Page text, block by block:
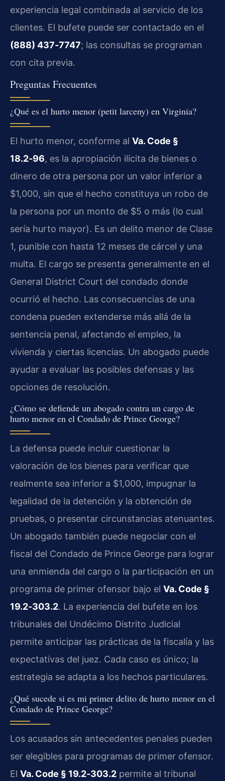
experiencia legal combinada al servicio de los
clientes. El bufete puede ser contactado en el
(888) 437‑7747; las consultas se programan
con cita previa.
Preguntas Frecuentes
¿Qué es el hurto menor (petit larceny) en Virginia?
El hurto menor, conforme al Va. Code §
18.2‑96, es la apropiación ilícita de bienes o
dinero de otra persona por un valor inferior a
$1,000, sin que el hecho constituya un robo de
la persona por un monto de $5 o más (lo cual
sería hurto mayor). Es un delito menor de Clase
1, punible con hasta 12 meses de cárcel y una
multa. El cargo se presenta generalmente en el
General District Court del condado donde
ocurrió el hecho. Las consecuencias de una
condena pueden extenderse más allá de la
sentencia penal, afectando el empleo, la
vivienda y ciertas licencias. Un abogado puede
ayudar a evaluar las posibles defensas y las
opciones de resolución.
¿Cómo se defiende un abogado contra un cargo de
hurto menor en el Condado de Prince George?
La defensa puede incluir cuestionar la
valoración de los bienes para verificar que
realmente sea inferior a $1,000, impugnar la
legalidad de la detención y la obtención de
pruebas, o presentar circunstancias atenuantes.
Un abogado también puede negociar con el
fiscal del Condado de Prince George para lograr
una enmienda del cargo o la participación en un
programa de primer ofensor bajo el Va. Code §
19.2‑303.2. La experiencia del bufete en los
tribunales del Undécimo Distrito Judicial
permite anticipar las prácticas de la fiscalía y las
expectativas del juez. Cada caso es único; la
estrategia se adapta a los hechos particulares.
¿Qué sucede si es mi primer delito de hurto menor en el
Condado de Prince George?
Los acusados sin antecedentes penales pueden
ser elegibles para programas de primer ofensor.
El Va. Code § 19.2‑303.2 permite al tribunal